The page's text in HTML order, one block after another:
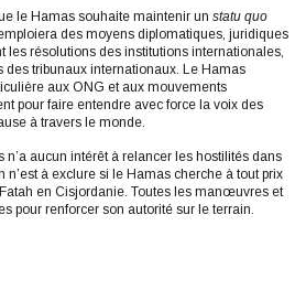
le Hamas souhaite maintenir un statu quo
des moyens diplomatiques, juridiques
les résolutions des institutions internationales,
des tribunaux internationaux. Le Hamas
aux ONG et aux mouvements
pour faire entendre avec force la voix des
à travers le monde.
n’a aucun intérêt à relancer les hostilités dans
n’est à exclure si le Hamas cherche à tout prix
en Cisjordanie. Toutes les manœuvres et
pour renforcer son autorité sur le terrain.